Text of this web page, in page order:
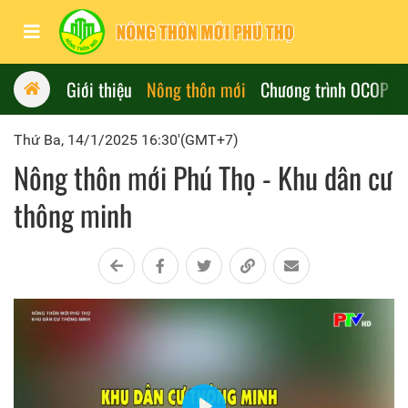
Giới thiệu Nông thôn mới Chương trình OCOP
Thứ Ba, 14/1/2025 16:30'(GMT+7)
Nông thôn mới Phú Thọ - Khu dân cư
thông minh